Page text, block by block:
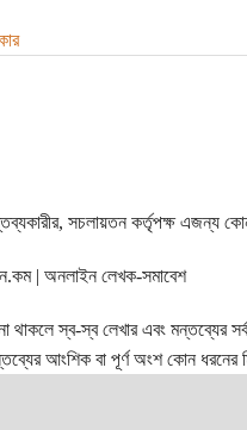
সচলায়তন কর্তৃপক্ষ এজন্য
| অনলাইন লেখক-সমাবেশ
স্ব-স্ব লেখার এবং মন্তব্যের
আংশিক বা পূর্ণ অংশ কোন ধরনের